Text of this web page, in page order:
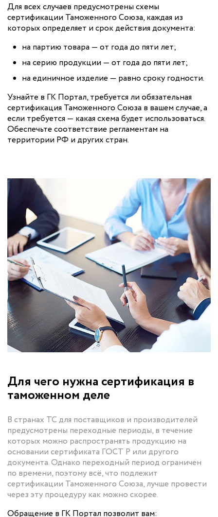
Для всех случаев предусмотрены схемы
сертификации Таможенного Союза, каждая из
которых определяет и срок действия документа:
на партию товара — от года до пяти лет;
на серию продукции — от года до пяти лет;
на единичное изделие — равно сроку годности.
Узнайте в ГК Портал, требуется ли обязательная
сертификация Таможенного Союза в вашем случае, а
если требуется — какая схема будет использоваться.
Обеспечьте соответствие регламентам на
территории РФ и других стран.
Для чего нужна сертификация в
таможенном деле
В странах ТС для поставщиков и производителей
предусмотрены переходные периоды, в течение
которых можно распространять продукцию на
основании сертификата ГОСТ Р или другого
документа. Однако переходный период ограничен
по времени, поэтому всё, что подлежит
сертификации Таможенного Союза, лучше провести
через эту процедуру как можно скорее.
Обращение в ГК Портал позволит вам: